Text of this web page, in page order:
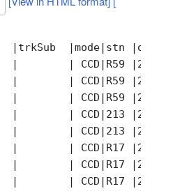
|trkSub  |mode|stn
|        | CCD|R59
|        | CCD|R59
|        | CCD|R59
|        | CCD|213
|        | CCD|213
|        | CCD|R17
|        | CCD|R17
|        | CCD|R17